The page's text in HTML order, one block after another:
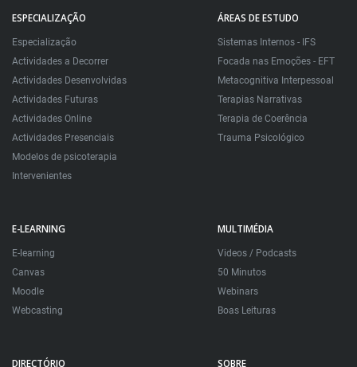
ESPECIALIZAÇÃO
Especialização
Actividades a Decorrer
Actividades Desenvolvidas
Actividades Futuras
Actividades Online
Actividades Presenciais
Modelos de psicoterapia
Intervenientes
ÁREAS DE ESTUDO
Sistemas Internos - IFS
Focada nas Emoções - EFT
Metacognitiva Interpessoal
Terapias Narrativas
Terapia de Coerência
Trauma Psicológico
E-LEARNING
E-learning
Canvas
Moodle
Webcasting
MULTIMÉDIA
Videos / Podcasts
50 Minutos
Webinars
Boas Leituras
DIRECTÓRIO SOBRE